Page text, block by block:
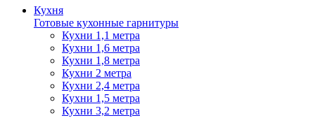
Кухня
Готовые кухонные гарнитуры
Кухни 1,1 метра
Кухни 1,6 метра
Кухни 1,8 метра
Кухни 2 метра
Кухни 2,4 метра
Кухни 1,5 метра
Кухни 3,2 метра